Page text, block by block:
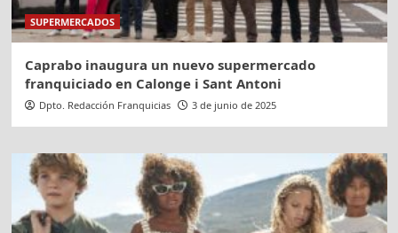
SUPERMERCADOS
Caprabo inaugura un nuevo supermercado
franquiciado en Calonge i Sant Antoni
Dpto. Redacción Franquicias 3 de junio de 2025